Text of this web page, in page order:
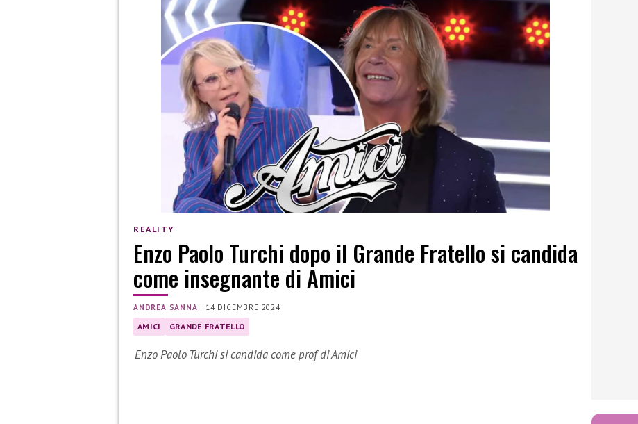
REALITY
Enzo Paolo Turchi dopo il Grande Fratello si candida
come insegnante di Amici
ANDREA SANNA | 14 DICEMBRE 2024
AMICI GRANDE FRATELLO
Enzo Paolo Turchi si candida come prof di Amici